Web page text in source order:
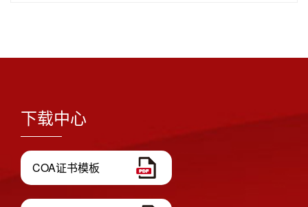
下载中心
COA证书模板